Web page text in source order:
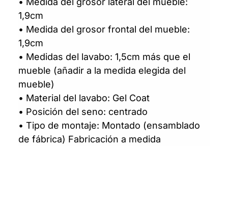
1,9cm
• Medida del grosor frontal del mueble:
1,9cm
• Medidas del lavabo: 1,5cm más que el
mueble (añadir a la medida elegida del
mueble)
• Material del lavabo: Gel Coat
• Posición del seno: centrado
• Tipo de montaje: Montado (ensamblado
de fábrica) Fabricación a medida